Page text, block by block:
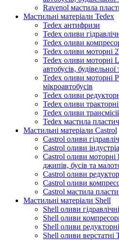
Ravenol мастила
Мастильні матеріали Tedex
Tedex антифризи
Tedex оливи
Tedex оливи
Tedex оливи моторні
Tedex оливи моторні
автобусів,
Tedex оливи моторні
мікроавтобусів
Tedex оливи
Tedex оливи
Tedex оливи
Tedex мастила
Мастильні матеріали Castrol
Castrol оливи
Castrol оливи
Castrol оливи моторні
джипів, бусів та
Castrol оливи
Castrol оливи
Castrol мастила
Мастильні матеріали Shell
Shell оливи
Shell оливи
Shell оливи
Shell оливи верстатні